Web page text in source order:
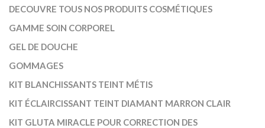
DECOUVRE TOUS NOS PRODUITS COSMÉTIQUES
GAMME SOIN CORPOREL
GEL DE DOUCHE
GOMMAGES
KIT BLANCHISSANTS TEINT MÉTIS
KIT ÉCLAIRCISSANT TEINT DIAMANT MARRON CLAIR
KIT GLUTA MIRACLE POUR CORRECTION DES